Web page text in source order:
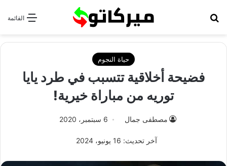
القائمة
حياة النجوم
فضيحة أخلاقية تتسبب في طرد يايا
توريه من مباراة خيرية!
مصطفى جمال 6 سبتمبر، 2020
آخر تحديث: 16 يونيو، 2024